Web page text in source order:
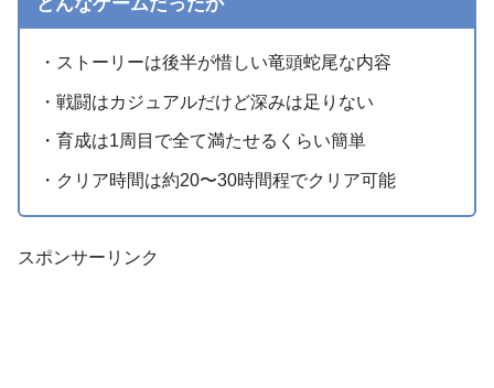
・ストーリーは後半が惜しい竜頭蛇尾な内容
・戦闘はカジュアルだけど深みは足りない
・育成は1周目で全て満たせるくらい簡単
・クリア時間は約20〜30時間程でクリア可能
スポンサーリンク